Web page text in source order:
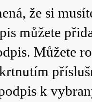
že si
můžete
. Můžete
k